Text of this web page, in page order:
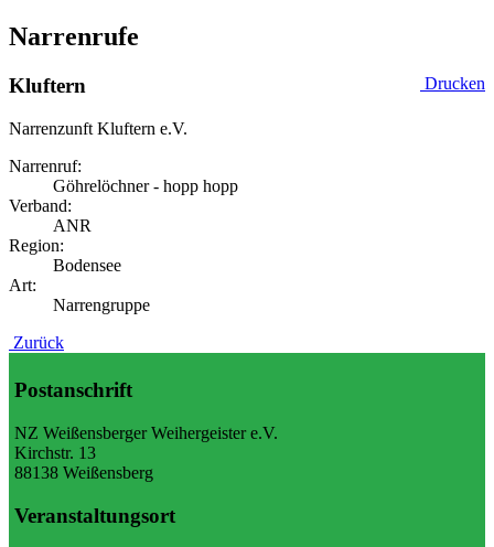
Narrenrufe
Drucken
Kluftern
Narrenzunft Kluftern e.V.
Narrenruf:
Göhrelöchner - hopp hopp
Verband:
ANR
Region:
Bodensee
Art:
Narrengruppe
Zurück
Postanschrift
NZ Weißensberger Weihergeister e.V.
Kirchstr. 13
88138 Weißensberg
Veranstaltungsort